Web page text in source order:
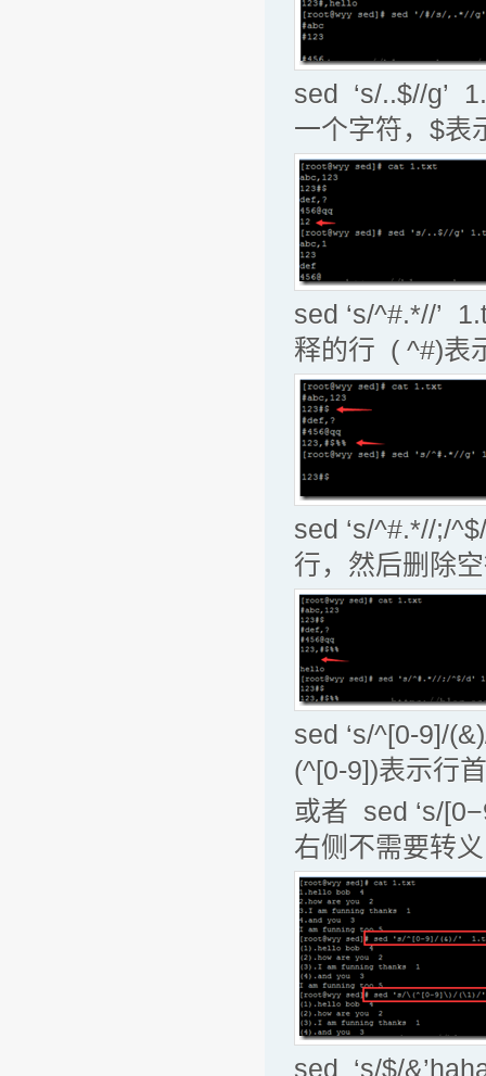
sed ‘s/..$//g’
一个字符，$表
sed ‘s/^#.*//’
释的行 ( ^#)表
sed ‘s/^#.*//;/
行，然后删除
sed ‘s/^[0-9]/
(^[0-9])表示行
或者 sed ‘s/
右侧不需要转
sed ‘s/$/